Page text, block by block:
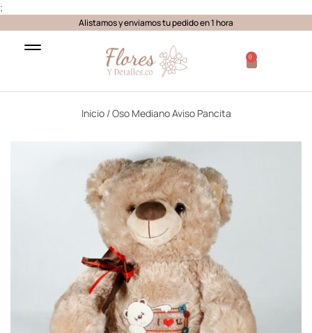
;
Alistamos y enviamos tu pedido en 1 hora
0
Inicio/ Oso Mediano Aviso Pancita